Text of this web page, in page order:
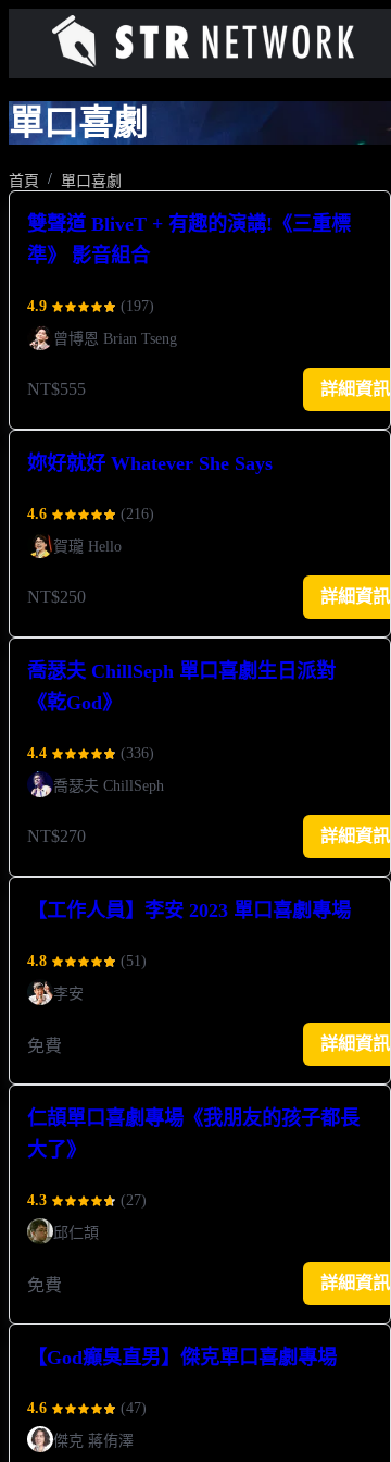
單口喜劇
首頁 單口喜劇
雙聲道 BliveT + 有趣的演講!《三重標
準》 影音組合
4.9 (197)
曾博恩 Brian Tseng
NT$555 詳細資訊
妳好就好 Whatever She Says
4.6 (216)
賀瓏 Hello
NT$250 詳細資訊
喬瑟夫 ChillSeph 單口喜劇生日派對
《乾God》
4.4 (336)
喬瑟夫 ChillSeph
NT$270 詳細資訊
【工作人員】李安 2023 單口喜劇專場
4.8 (51 )
李安
免費 詳細資訊
仁頡單口喜劇專場《我朋友的孩子都長
大了》
4.3 (27)
邱仁頡
免費 詳細資訊
【God癲臭直男】傑克單口喜劇專場
4.6 (47)
傑克 蔣侑澤